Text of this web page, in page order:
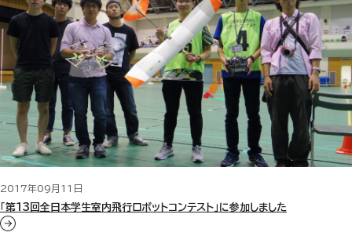
2017年09月11日
「第13回全日本学生室内飛行ロボットコンテスト」に参加しました